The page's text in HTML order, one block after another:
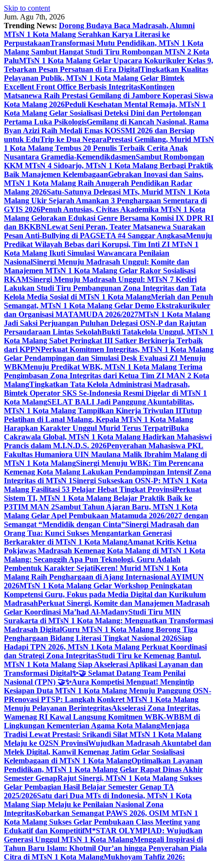
Skip to content
Jum. Agu 7th, 2026
Trending News: Dorong Budaya Baca Madrasah, Alumni
MTsN 1 Kota Malang Serahkan Karya Literasi ke
PerpustakaanTransformasi Mutu Pendidikan, MTsN 1 Kota
Malang Sambut Hangat Studi Tiru Rombongan MTsN 2 Kota
PaluMTsN 1 Kota Malang Gelar Upacara Kokurikuler Kelas 9,
Tebarkan Pesan Persatuan di Era DigitalTingkatkan Kualitas
Pelayanan Publik, MTsN 1 Kota Malang Gelar Bimtek
Excellent Front Office Berbasis IntegritasKontingen
Matsanewa Raih Prestasi Gemilang di Jambore Koperasi Siswa
Kota Malang 2026Peduli Kesehatan Mental Remaja, MTsN 1
Kota Malang Gelar Sosialisasi Deteksi Dini dan Pertolongan
Pertama Luka PsikologisGemilang di Kancah Nasional, Rama
Byan Azizi Raih Medali Emas KOSSMI 2026 dan Bersiap
untuk EduTrip ke Dua NegaraPrestasi Gemilang, Murid MTsN
1 Kota Malang Tembus 20 Penulis Terbaik Cerita Anak
Nusantara Gramedia-KemendikdasmenSambut Rombongan
KKM MTsN 4 Sidoarjo, MTsN 1 Kota Malang Berbagi Praktik
Baik Manajemen KelembagaanGebrakan Inovasi dan Sains,
MTsN 1 Kota Malang Raih Anugerah Pendidikan Radar
Malang 2026Satu-Satunya Delegasi MTs, Murid MTsN 1 Kota
Malang Ukir Sejarah Amankan 3 Penghargaan Sementara di
GYIS 2026Penuh Antusias, Civitas Akademika MTsN 1 Kota
Malang Gelorakan Edukasi Genre Bersama Komisi IX DPR RI
dan BKKBNLewat Seni Peran, Teater Matsanewa Suarakan
Pesan Anti-Bullying di PAGSETA #4 Sanggar AngkasaMenuju
Predikat Wilayah Bebas dari Korupsi, Tim Inti ZI MTsN 1
Kota Malang Ikuti Simulasi Wawancara Penilaian
NasionalSinergi Menuju Madrasah Unggul: Komite dan
Manajemen MTsN 1 Kota Malang Gelar Rakor Sosialisasi
RKAMSinergi Menuju Madrasah Unggul: MTsN 7 Kediri
Lakukan Studi Tiru Pembangunan Zona Integritas dan Tata
Kelola Media Sosial di MTsN 1 Kota MalangMeriah dan Penuh
Semangat, MTsN 1 Kota Malang Gelar Demo Ekstrakurikuler
dan Organisasi MATAMUDA 2026/2027MTsN 1 Kota Malang
Jadi Saksi Perjuangan Puluhan Delegasi OSN-P dan Rajutan
Persaudaraan Lintas SekolahBukti Tatakelola Unggul, MTsN 1
Kota Malang Sabet Peringkat III Satker Berkinerja Terbaik
dari KPPNPerkuat Komitmen Integritas, MTsN 1 Kota Malang
Gelar Pendampingan dan Simulasi Desk Evaluasi ZI Menuju
WBKMenuju Predikat WBK, MTsN 1 Kota Malang Terima
Pengimbasan Zona Integritas dari Ketua Tim ZI MAN 2 Kota
MalangTingkatkan Tata Kelola Administrasi Madrasah,
Bimtek Operator SKS Se-Indonesia Resmi Digelar di MTsN 1
Kota MalangSELAT BALI Jadi Panggung Akuntabilitas,
MTsN 1 Kota Malang Tampilkan Kinerja Triwulan IITutup
Pelatihan di Lanal Malang, Kepala MTsN 1 Kota Malang
Harapkan Karakter Unggul Murid Terus TerpatriBuka
Cakrawala Global, MTsN 1 Kota Malang Hadirkan Mahasiswi
Prancis dalam M.I.N.D.S. 2026Penyerahan Mahasiswa PKL
Fakultas Humaniora UIN Maulana Malik Ibrahim Malang di
MTsN 1 Kota MalangSinergi Menuju WBK: Tim Perencana
Kemenag Kota Malang Lakukan Pendampingan Intensif Zona
Integritas di MTsN 1Sinergi Sukseskan OSN-P: MTsN 1 Kota
Malang Fasilitasi 53 Pelajar Hebat Tingkat ProvinsiPerkuat
Sistem TI, MTsN 1 Kota Malang Belajar Praktik Baik ke
P3TIM MAN 2Sambut Tahun Ajaran Baru, MTsN 1 Kota
Malang Gelar Apel Pembukaan Matamuda 2026/2027 dengan
Semangat “Mendidik dengan Cinta”Sinergi Madrasah dan
Orang Tua: Kunci Sukses Mengantarkan Generasi
Berkarakter di MTsN 1 Kota MalangAmanat Kritis Ketua
Pokjawas Madrasah Kemenag Kota Malang di MTsN 1 Kota
Malang: Secanggih Apa Pun Teknologi, Guru Adalah
Pembentuk Karakter SejatiKeren! Murid MTsN 1 Kota
Malang Raih Penghargaan di Ajang Internasional AYIMUN
2026MTsN 1 Kota Malang Gelar Workshop Peningkatan
Kompetensi Guru, Fokus pada Media Digital dan Kurikulum
MadrasahPerkuat Sinergi, Komite dan Manajemen Madrasah
Gelar Koordinasi Ma’had Al-MadanyStudi Tiru MIN
Surakarta di MTsN 1 Kota Malang: Menguatkan Transformasi
Madrasah DigitalGuru MTsN 1 Kota Malang Borong Tiga
Penghargaan Bidang Literasi Tingkat Nasional 2026Siap
Hadapi TPN 2026, MTsN 1 Kota Malang Perkuat Koordinasi
dan Strategi Zona IntegritasStudi Tiru ke Kemenag Bantul,
MTsN 1 Kota Malang Siap Akselerasi Aplikasi Layanan dan
Transformasi Digital✨🤝 Selamat Datang Team Penilai
Nasional (TPN) 🤝✨Aura Kompetisi Menguat! Mengintip
Kesiapan Duta MTsN 1 Kota Malang Menuju Panggung OSN-
PRenovasi PTSP: Langkah Konkret MTsN 1 Kota Malang
Menuju Pelayanan BerintegritasAkselerasi Zona Integritas,
Wamenag RI Kawal Langsung Komitmen WBK-WBBM di
Lingkungan Kementerian Agama Kota MalangMenjaga
Tradisi Lewat Prestasi: Srikandi Silat MTsN 1 Kota Malang
Melaju ke O2SN ProvinsiWujudkan Madrasah Akuntabel dan
Melek Digital, Kanwil Kemenag Jatim Gelar Sosialisasi
Kelembagaan di MTsN 1 Kota MalangOptimalkan Layanan
Pendidikan, MTsN 1 Kota Malang Gelar Rapat Dinas Akhir
Semester GenapRajut Sinergi, MTsN 1 Kota Malang Sukses
Gelar Pembagian Hasil Belajar Semester Genap TA
2025/2026Satu dari Dua MTs di Indonesia, MTsN 1 Kota
Malang Siap Melaju ke Penilaian Nasional Zona
IntegritasKobarkan Semangat PAWS 2026, OSIM MTsN 1
Kota Malang Sukses Gelar Pembukaan Class Meeting yang
Edukatif dan KompetitifM*STAR OLYMPIAD: Wujudkan
Generasi Unggul MTsN 1 Kota MalangMenggali Inspirasi di
Tahun Baru Islam: Khotmil Qur’an hingga Penyerahan Piala
Citra di MTsN 1 Kota MalangMukhoyam Tahfiz 2026: